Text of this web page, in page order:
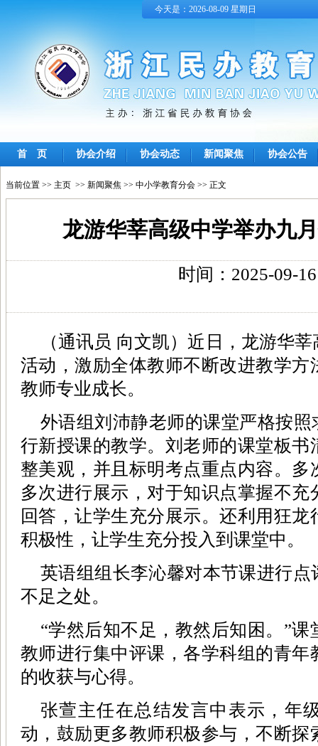
今天是：2026-08-09 星期日
首 页 协会介绍 协会动态 新闻聚焦 协会公告
当前位置 >> 主页 >> 新闻聚焦 >> 中小学教育分会 >> 正文
龙游华莘高级中学举办九
时间：2025-09-
（通讯员 向文凯）近日，龙游华
活动，激励全体教师不断改进教学
教师专业成长。
外语组刘沛静老师的课堂严格按照
行新授课的教学。刘老师的课堂板
整美观，并且标明考点重点内容。
多次进行展示，对于知识点掌握不
回答，让学生充分展示。还利用狂
积极性，让学生充分投入到课堂中。
英语组组长李沁馨对本节课进行
不足之处。
“学然后知不足，教然后知困。”
教师进行集中评课，各学科组的青
的收获与心得。
张萱主任在总结发言中表示，年
动，鼓励更多教师积极参与，不断